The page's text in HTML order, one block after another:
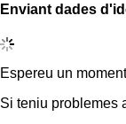
Enviant dades
Espereu un
Si teniu problemes